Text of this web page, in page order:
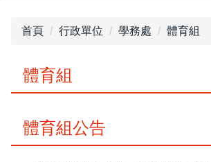
首頁 行政單位 學務處 體育組
體育組
體育組公告